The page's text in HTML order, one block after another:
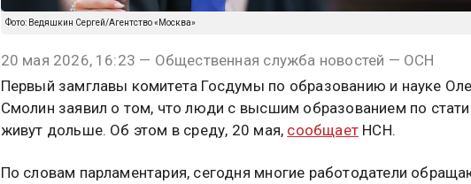
Фото: Ведяшкин Сергей/Агентство «Москва»
20 мая 2026, 16:23 — Общественная служба новостей — ОСН
Первый замглавы комитета Госдумы по образованию и науке
Смолин заявил о том, что люди с высшим образованием по
живут дольше. Об этом в среду, 20 мая, сообщаетНСН.
По словам парламентария, сегодня многие работодатели